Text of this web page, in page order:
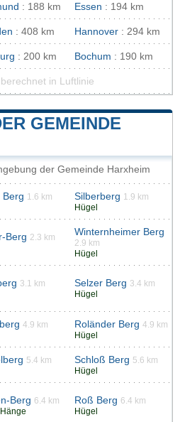
: 188 km Essen : 194 km
: 408 km Hannover : 294 km
: 200 km Bochum : 190 km
in Luftlinie
GEMEINDE
der Gemeinde Harxheim
Berg 1.6 km
Silberberg 1.9 km
Hügel
Berg 2.3 km
Winternheimer Berg
2.9 km
Hügel
3.1 km
Selzer Berg 3.4 km
Hügel
4.9 km
Roländer Berg 4.9 km
Hügel
5.4 km
Schloß Berg 5.6 km
Hügel
Berg 6.4 km
Roß Berg 6.4 km
Hügel